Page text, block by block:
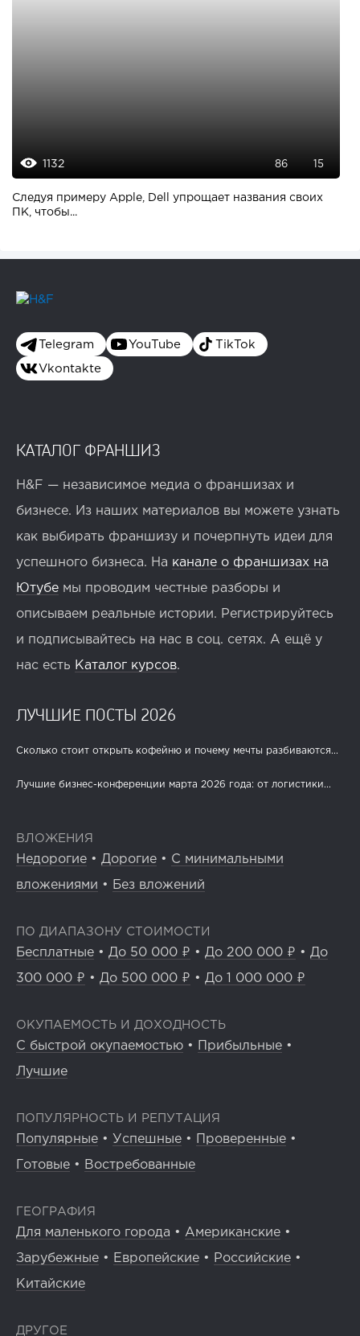
1132 86 15
Следуя примеру Apple, Dell упрощает названия своих
ПК, чтобы...
Telegram YouTube TikTok
Vkontakte
КАТАЛОГ ФРАНШИЗ
H&F — независимое медиа о франшизах и
бизнесе. Из наших материалов вы можете узнать
как выбирать франшизу и почерпнуть идеи для
успешного бизнеса. На канале о франшизах на
Ютубе мы проводим честные разборы и
описываем реальные истории. Регистрируйтесь
и подписывайтесь на нас в соц. сетях. А ещё у
нас есть Каталог курсов.
ЛУЧШИЕ ПОСТЫ 2026
Сколько стоит открыть кофейню и почему мечты разбиваются...
Лучшие бизнес-конференции марта 2026 года: от логистики...
ВЛОЖЕНИЯ
Недорогие • Дорогие • С минимальными
вложениями • Без вложений
ПО ДИАПАЗОНУ СТОИМОСТИ
Бесплатные • До 50 000 ₽ • До 200 000 ₽ • До
300 000 ₽ • До 500 000 ₽ • До 1 000 000 ₽
ОКУПАЕМОСТЬ И ДОХОДНОСТЬ
С быстрой окупаемостью • Прибыльные •
Лучшие
ПОПУЛЯРНОСТЬ И РЕПУТАЦИЯ
Популярные • Успешные • Проверенные •
Готовые • Востребованные
ГЕОГРАФИЯ
Для маленького города • Американские •
Зарубежные • Европейские • Российские •
Китайские
ДРУГОЕ